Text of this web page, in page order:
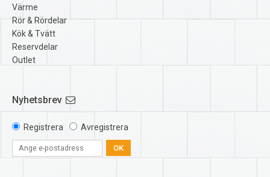
Värme
Rör & Rördelar
Kök & Tvätt
Reservdelar
Outlet
Nyhetsbrev
Registrera Avregistrera
OK